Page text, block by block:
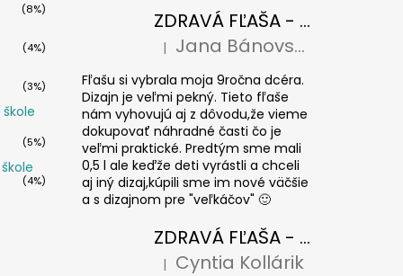
(8%)
(4%)
(3%)
(5%)
(4%)
ZDRAVÁ FĽAŠA - Paríž 0,7l
Hodnotenie produktu je 5 z 5
| Jana Bánovská
Fľašu si vybrala moja 9ročna dcéra.
Dizajn je veľmi pekný. Tieto fľaše
nám vyhovujú aj z dôvodu,že vieme
dokupovať náhradné časti čo je
veľmi praktické. Predtým sme mali
0,5 l ale keďže deti vyrástli a chceli
aj iný dizaj,kúpili sme im nové väčšie
a s dizajnom pre "veľkáčov" 🙂
ZDRAVÁ FĽAŠA - krytka Floppy
Hodnotenie produktu je 5 z 5
| Cyntia Kollárik